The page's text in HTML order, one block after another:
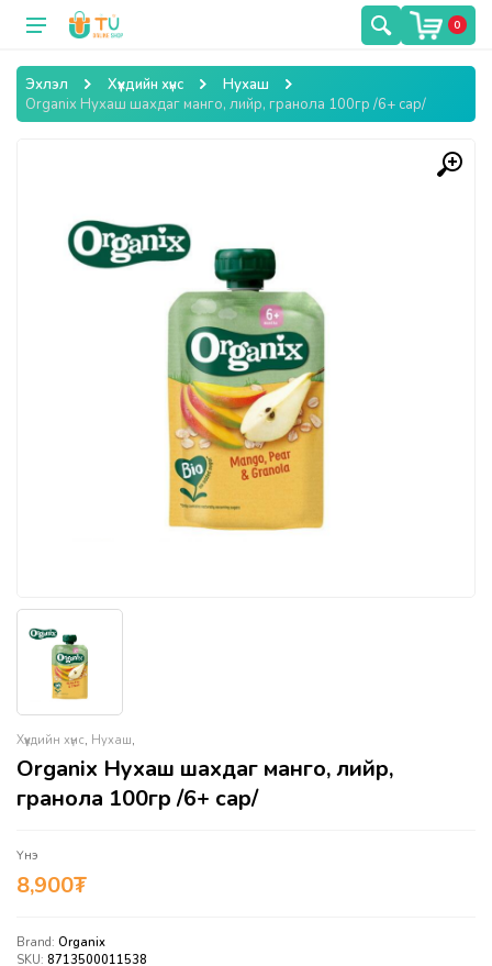
0
Эхлэл Хүүхдийн хүнс
Нухаш
Organix Нухаш шахдаг манго, лийр, гранола 100гр /6+ сар/
Хүүхдийн хүнс, Нухаш,
Organix Нухаш шахдаг манго, лийр,
гранола 100гр /6+ сар/
Үнэ
8,900₮
Brand: Organix
SKU: 8713500011538